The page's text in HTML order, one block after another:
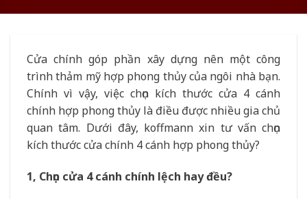
Cửa chính góp phần xây dựng nên một công
trình thảm mỹ hợp phong thủy của ngôi nhà bạn.
Chính vì vậy, việc chọn kích thước cửa 4 cánh
chính hợp phong thủy là điều được nhiều gia chủ
quan tâm. Dưới đây, koffmann xin tư vấn chọn
kích thước cửa chính 4 cánh hợp phong thủy?
1, Chọn cửa 4 cánh chính lệch hay đều?